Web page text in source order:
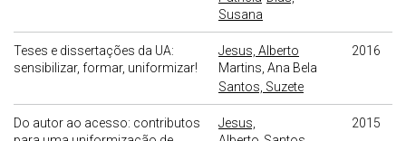
Susana
Teses e dissertações da UA:
sensibilizar, formar, uniformizar!
Jesus, Alberto
Martins, Ana Bela
Santos, Suzete
2016
Do autor ao acesso: contributos
Jesus,
2015